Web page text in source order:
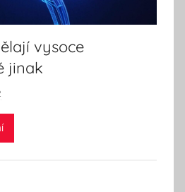
vysoce
jinak
u
t